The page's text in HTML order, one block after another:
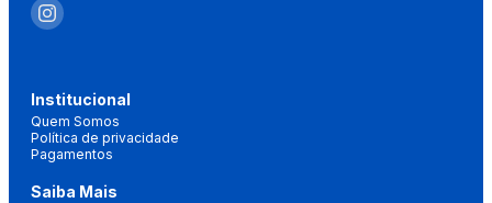
Institucional
Quem Somos
Política de privacidade
Pagamentos
Saiba Mais